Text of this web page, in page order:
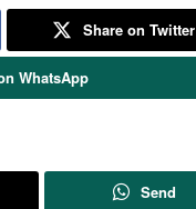
Share on Twitter
WhatsApp
Send